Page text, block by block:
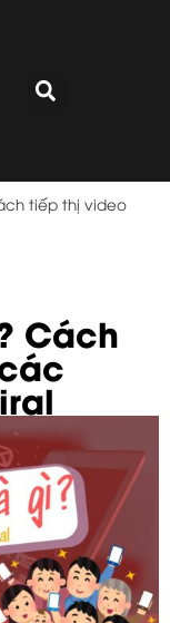
tiếp thị video
Cách